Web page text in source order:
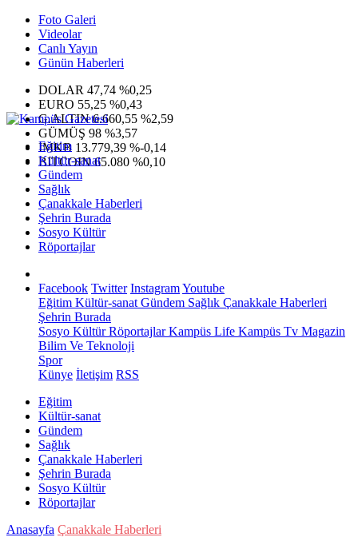
Foto Galeri
Videolar
Canlı Yayın
Günün Haberleri
DOLAR 47,74 %0,25
EURO 55,25 %0,43
G.ALTIN6.660,55 %2,59
GÜMÜŞ 98 %3,57
IMKB 13.779,39 %-0,14
BITCOIN65.080 %0,10
Eğitim
Kültür-sanat
Gündem
Sağlık
Çanakkale Haberleri
Şehrin Burada
Sosyo Kültür
Röportajlar
Facebook Twitter InstagramYoutube
Eğitim Kültür-sanat Gündem Sağlık Çanakkale Haberleri
Şehrin Burada
Sosyo KültürRöportajlarKampüs Life Kampüs Tv Magazin
Bilim Ve Teknoloji
Spor
Künye İletişim RSS
Eğitim
Kültür-sanat
Gündem
Sağlık
Çanakkale Haberleri
Şehrin Burada
Sosyo Kültür
Röportajlar
Anasayfa Çanakkale Haberleri